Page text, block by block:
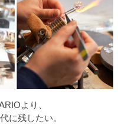
より、
に残したい。